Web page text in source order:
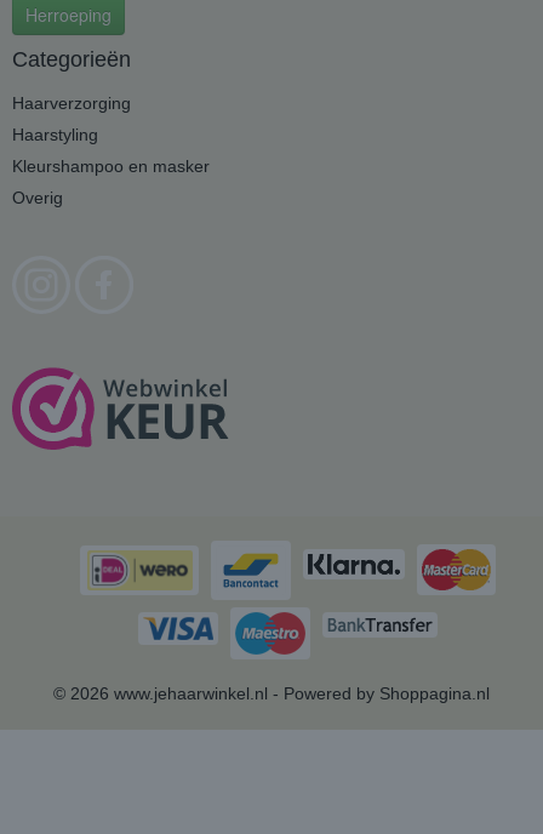
Herroeping
Categorieën
Haarverzorging
Haarstyling
Kleurshampoo en masker
Overig
© 2026 www.jehaarwinkel.nl - Powered by Shoppagina.nl